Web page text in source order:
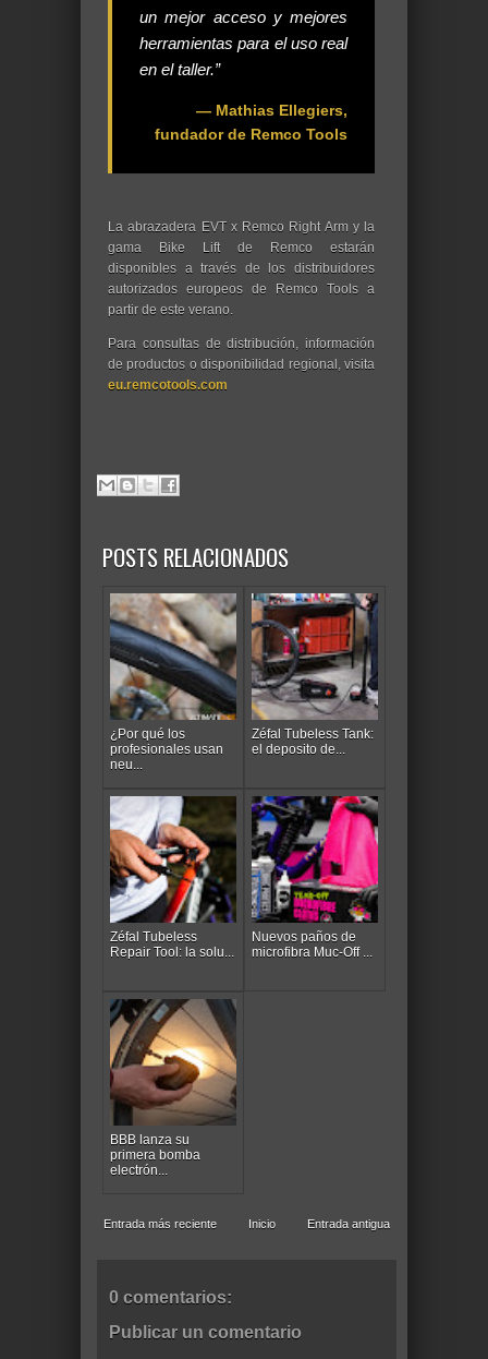
un mejor acceso y mejores
herramientas para el uso real
en el taller.”
— Mathias Ellegiers,
fundador de Remco Tools
La abrazadera EVT x Remco Right Arm y la
gama Bike Lift de Remco estarán
disponibles a través de los distribuidores
autorizados europeos de Remco Tools a
partir de este verano.
Para consultas de distribución, información
de productos o disponibilidad regional, visita
eu.remcotools.com
POSTS RELACIONADOS
¿Por qué los
profesionales usan
neu...
Zéfal Tubeless Tank:
el deposito de...
Zéfal Tubeless
Repair Tool: la solu...
Nuevos paños de
microfibra Muc-Off ...
BBB lanza su
primera bomba
electrón...
Entrada más reciente Entrada antigua
Inicio
0 comentarios:
Publicar un comentario